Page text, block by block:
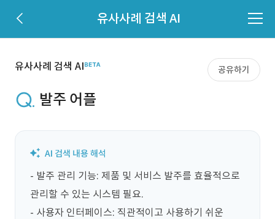
유사사례 검색 AI
유사사례 검색 AI 공유하기
발주 어플
- 발주 관리 기능: 제품 및 서비스 발주를 효율적으로
관리할 수 있는 시스템 필요.
- 사용자 인터페이스: 직관적이고 사용하기 쉬운